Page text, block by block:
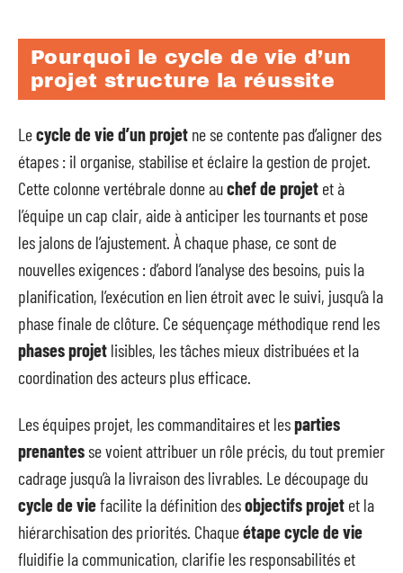
Pourquoi le cycle de vie d’un
projet structure la réussite
Lecycle de vie d’un projet ne se contente pas d’aligner des
étapes : il organise, stabilise et éclaire la gestion de projet.
Cette colonne vertébrale donne auchef de projet et à
l’équipe un cap clair, aide à anticiper les tournants et pose
les jalons de l’ajustement. À chaque phase, ce sont de
nouvelles exigences : d’abord l’analyse des besoins, puis la
planification, l’exécution en lien étroit avec le suivi, jusqu’à la
phase finale de clôture. Ce séquençage méthodique rend les
phases projet lisibles, les tâches mieux distribuées et la
coordination des acteurs plus efficace.
Les équipes projet, les commanditaires et lesparties
prenantesse voient attribuer un rôle précis, du tout premier
cadrage jusqu’à la livraison des livrables. Le découpage du
cycle de viefacilite la définition desobjectifs projet et la
hiérarchisation des priorités. Chaqueétape cycle de vie
fluidifie la communication, clarifie les responsabilités et